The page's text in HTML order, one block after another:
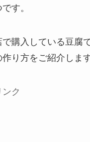
す。
購入している豆腐
り方をご紹介します
ク